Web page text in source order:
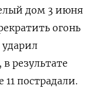
дом 3 июня
огонь
результате
пострадали.